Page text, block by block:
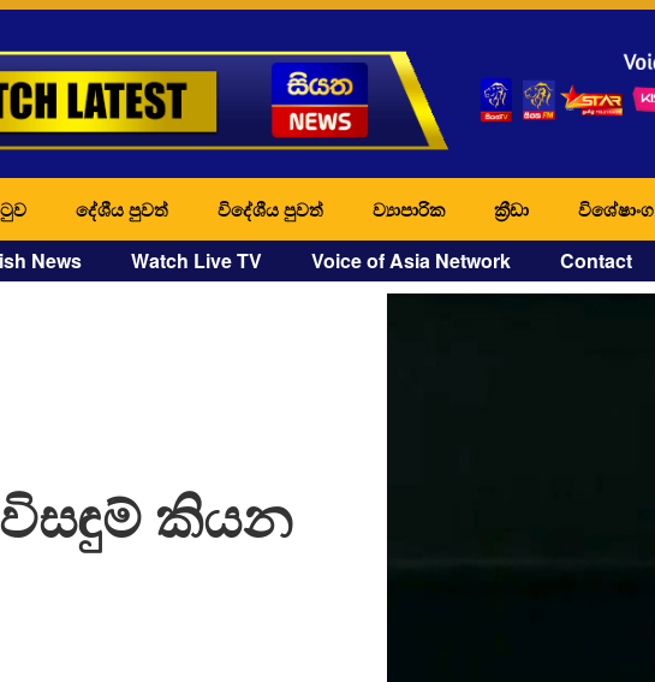
දේශීය පුවත් විදේශීය පුවත් ව්‍යාපාරික ක්‍රීඩා විශේෂාංග
News Watch Live TV Voice of Asia Network Contact
කියන